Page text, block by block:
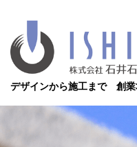
デザインから施工まで 創業